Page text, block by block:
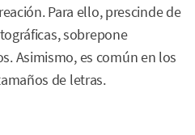
Para ello, prescinde de
sobrepone
Asimismo, es común en los
de letras.